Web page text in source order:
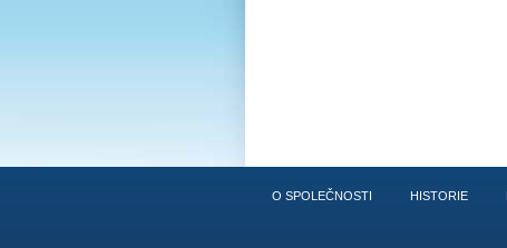
O SPOLEČNOSTI HISTORIE